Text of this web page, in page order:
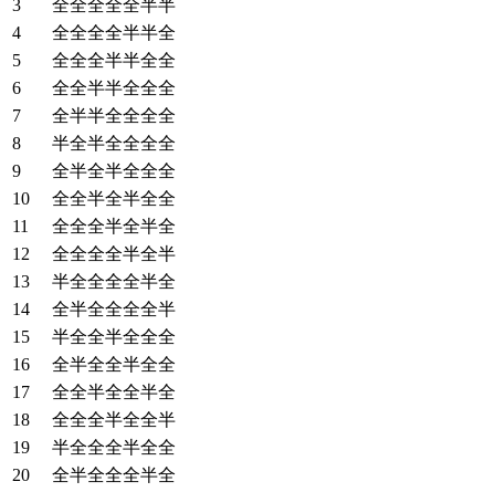
3
全全全全全半半
4
全全全全半半全
5
全全全半半全全
6
全全半半全全全
7
全半半全全全全
8
半全半全全全全
9
全半全半全全全
10
全全半全半全全
11
全全全半全半全
12
全全全全半全半
13
半全全全全半全
14
全半全全全全半
15
半全全半全全全
16
全半全全半全全
17
全全半全全半全
18
全全全半全全半
19
半全全全半全全
20
全半全全全半全